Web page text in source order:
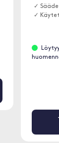
✓
✓